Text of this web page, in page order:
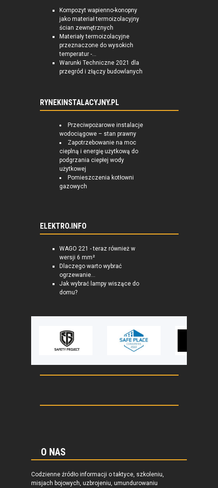
Kompozyt wapienno-konopny
jako materiał termoizolacyjny
ścian zewnętrznych
Materiały termoizolacyjne
przeznaczone do wysokich
temperatur -...
Warunki Techniczne 2021 dla
przegród i złączy budowlanych
RYNEKINSTALACYJNY.PL
Przeciwpożarowe instalacje
wodociągowe – stan prawny
Zapotrzebowanie na moc
cieplną i energię użytkową do
podgrzania ciepłej wody
użytkowej
Pomieszczenia kotłowni
gazowych
ELEKTRO.INFO
WAGO 221 - teraz również w
wersji 6 mm²
Dlaczego warto wybrać
ogrzewanie...
Jak wybrać lampy wiszące do
domu?
O NAS
Codzienne źródło informacji o taktyce, szkoleniu,
misjach bojowych, uzbrojeniu, umundurowaniu